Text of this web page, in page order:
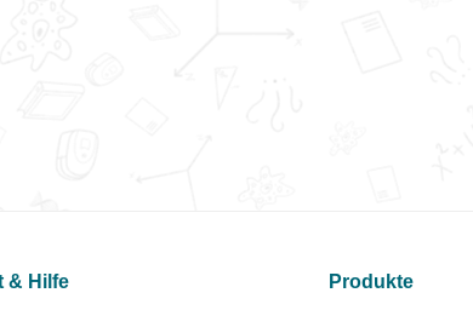
& Hilfe
Produkte